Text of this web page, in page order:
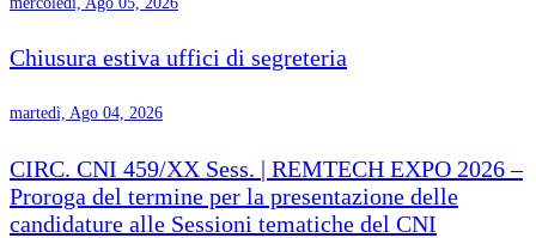
Chiusura estiva uffici di segreteria
martedì, Ago 04, 2026
CIRC. CNI 459/XX Sess. | REMTECH EXPO 2026 –
Proroga del termine per la presentazione delle
candidature alle Sessioni tematiche del CNI